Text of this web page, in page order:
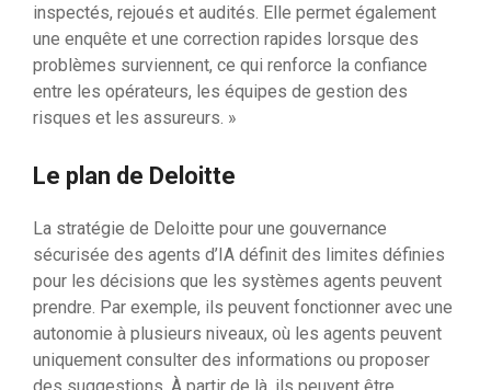
inspectés, rejoués et audités. Elle permet également
une enquête et une correction rapides lorsque des
problèmes surviennent, ce qui renforce la confiance
entre les opérateurs, les équipes de gestion des
risques et les assureurs. »
Le plan de Deloitte
La stratégie de Deloitte pour une gouvernance
sécurisée des agents d’IA définit des limites définies
pour les décisions que les systèmes agents peuvent
prendre. Par exemple, ils peuvent fonctionner avec une
autonomie à plusieurs niveaux, où les agents peuvent
uniquement consulter des informations ou proposer
des suggestions. À partir de là, ils peuvent être